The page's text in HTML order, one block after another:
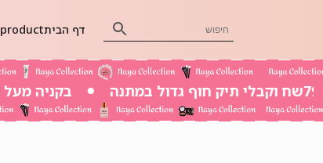
דף הבית
בקניה מעל 350 שח משלוח חינם